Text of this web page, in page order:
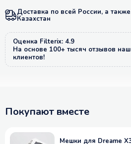
Доставка по всей России, а
Казахстан
Оценка Filterix: 4.9
На основе 100+ тысяч отзывов
клиентов!
Покупают вместе
Мешки для Dreame